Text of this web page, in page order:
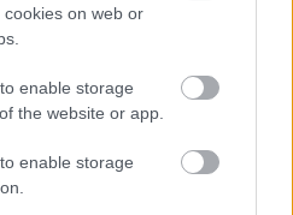
on web or
enable storage
the website or app.
enable storage
vårt nyhetsbrev